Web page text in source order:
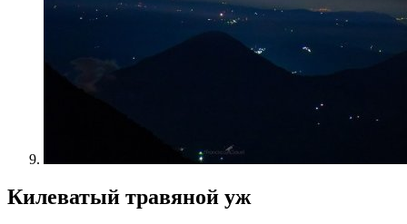
Килеватый травяной уж